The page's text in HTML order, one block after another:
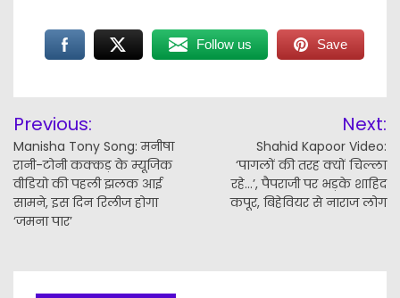
Follow us Save
navigation
Previous:
Manisha Tony Song: मनीषा
रानी-टोनी कक्कड़ के म्यूजिक
वीडियो की पहली झलक आई
सामने, इस दिन रिलीज होगा
‘जमना पार’
Next:
Shahid Kapoor Video:
‘पागलों की तरह क्यों चिल्ला
रहे…’, पैपराजी पर भड़के शाहिद
कपूर, बिहेवियर से नाराज लोग